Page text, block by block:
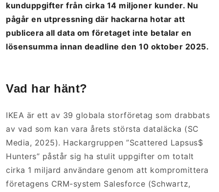
kunduppgifter från cirka 14 miljoner kunder. Nu
pågår en utpressning där hackarna hotar att
publicera all data om företaget inte betalar en
lösensumma innan deadline den 10 oktober 2025.
Vad har hänt?
IKEA är ett av 39 globala storföretag som drabbats
av vad som kan vara årets största dataläcka (SC
Media, 2025). Hackargruppen ”Scattered Lapsus$
Hunters” påstår sig ha stulit uppgifter om totalt
cirka 1 miljard användare genom att kompromittera
företagens CRM-system Salesforce (Schwartz,